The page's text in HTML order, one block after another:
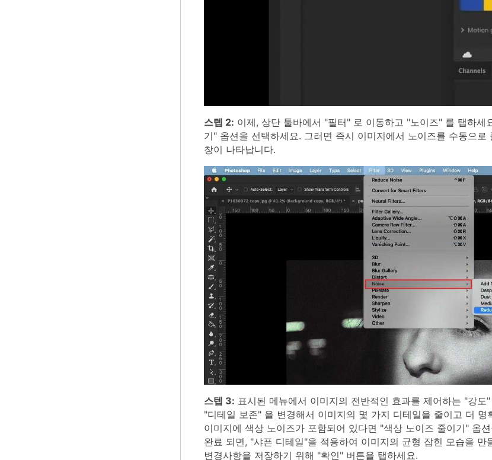
스텝 2: 이제, 상단 툴바에서 "필터" 로 이동하고 "노이즈" 를 탭하세
기" 옵션을 선택하세요. 그러면 즉시 이미지에서 노이즈를 수동으로
창이 나타납니다.
스텝 3: 표시된 메뉴에서 이미지의 전반적인 효과를 제어하는 "강도
"디테일 보존" 을 변경해서 이미지의 몇 가지 디테일을 줄이고 더 명
이미지에 색상 노이즈가 포함되어 있다면 "색상 노이즈 줄이기" 옵
완료 되면, "샤픈 디테일"을 적용하여 이미지의 균형 잡힌 모습을 만
변경사항을 저장하기 위해 "확인" 버튼을 탭하세요.